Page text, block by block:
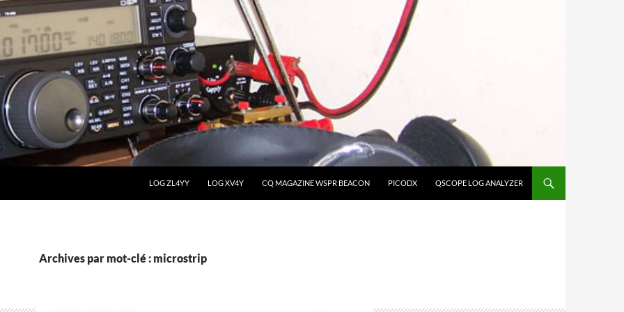
LOG ZL4YY LOG XV4Y CQ MAGAZINE WSPR BEACON PICODX QSCOPE LOG ANALYZER
Archives par mot-clé : microstrip